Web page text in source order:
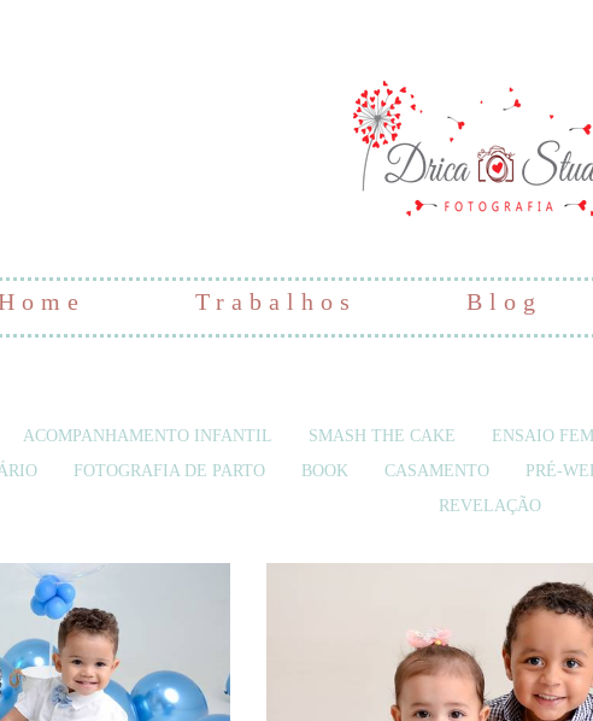
Trabalhos Blog
ACOMPANHAMENTO INFANTIL SMASH THE CAKE ENSAIO
FOTOGRAFIA DE PARTO BOOK CASAMENTO PRÉ-
REVELAÇÃO